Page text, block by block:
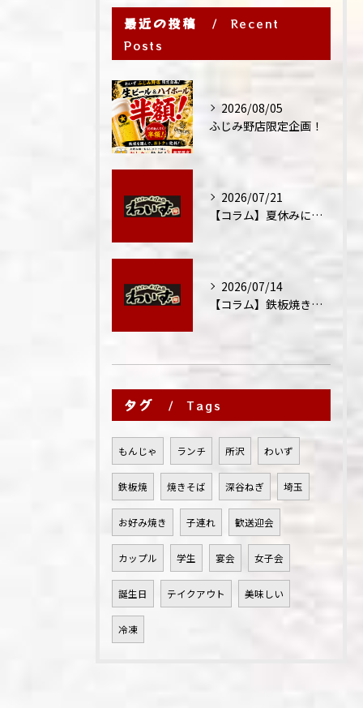
最近の投稿
Recent
Posts
2026/08/05
ふじみ野店限定企画！
2026/07/21
【コラム】夏休みに家族外食が増える理由
2026/07/14
【コラム】鉄板焼きが"コミュニケーション飯"と呼ばれる理由
タグ Tags
もんじゃ ランチ 所沢 わいず
鉄板焼 焼きそば 深谷ねぎ 埼玉
お好み焼き 子連れ 歓送迎会
カップル 学生 宴会 女子会
誕生日 テイクアウト 美味しい
冷凍